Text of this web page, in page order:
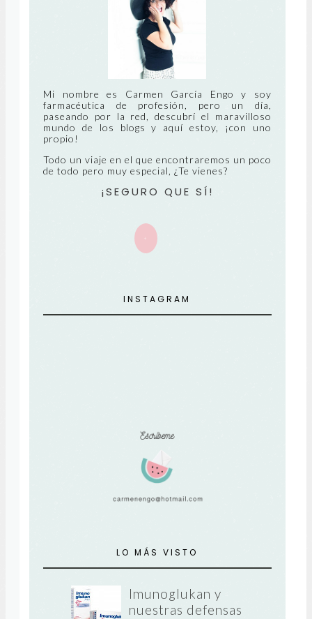
NT
E
Mi nombre es Carmen García Engo y soy
farmacéutica de profesión, pero un día,
paseando por la red, descubrí el maravilloso
mundo de los blogs y aquí estoy, ¡con uno
propio!
Todo un viaje en el que encontraremos un poco
de todo pero muy especial, ¿Te vienes?
¡SEGURO QUE SÍ!
+
INSTAGRAM
LO MÁS VISTO
Imunoglukan y
nuestras defensas